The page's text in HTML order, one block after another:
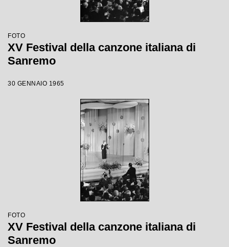
FOTO
XV Festival della canzone italiana di
Sanremo
30 GENNAIO 1965
FOTO
XV Festival della canzone italiana di
Sanremo